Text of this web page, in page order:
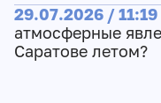
29.07.2026 / 11:19
атмосферные
Саратове летом?